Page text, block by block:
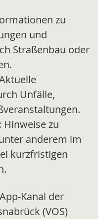
zu
und
Straßenbau oder
Unfälle,
Hinweise zu
anderem im
kurzfristigen
Kanal der
(VOS)